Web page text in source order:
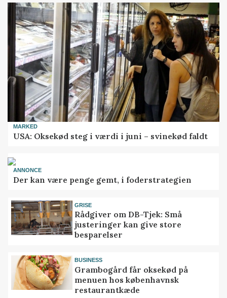
MARKED
USA: Oksekød steg i værdi i juni – svinekød faldt
ANNONCE
Der kan være penge gemt, i foderstrategien
GRISE
Rådgiver om DB-Tjek: Små
justeringer kan give store
besparelser
BUSINESS
Grambogård får oksekød på
menuen hos københavnsk
restaurantkæde